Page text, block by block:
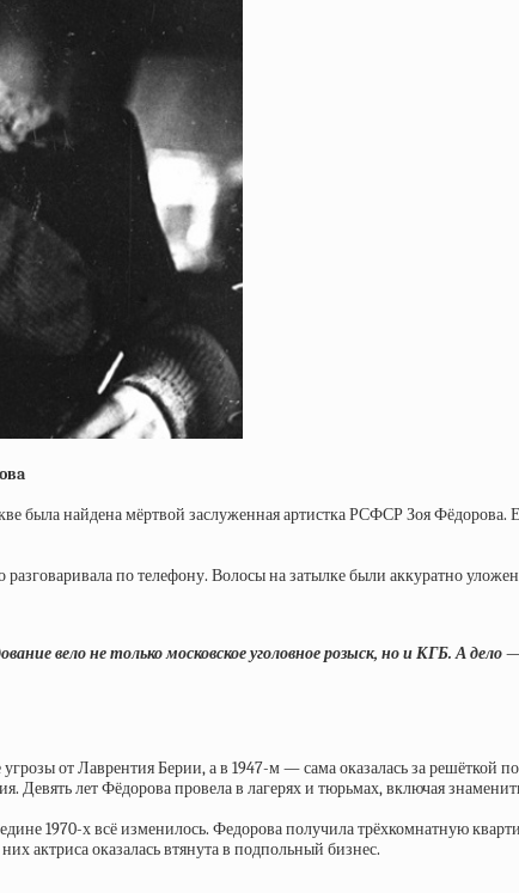
была найдена мёртвой заслуженная артистка РСФСР Зоя
разговаривала по телефону. Волосы на затылке были аккуратно
вело не только московское уголовное розыск, но и КГБ. А
от Лаврентия Берии, а в 1947-м — сама оказалась за
Девять лет Фёдорова провела в лагерях и тюрьмах, включая
1970-х всё изменилось. Федорова получила трёхкомнатную
актриса оказалась втянута в подпольный бизнес.